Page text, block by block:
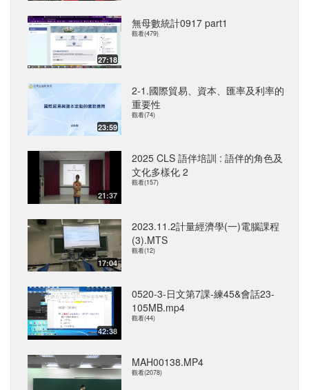
27:18
無母數統計0917 part1
觀看(479)
23:59
2-1.國際貿易、資本、匯率及利率的
重要性
觀看(74)
21:37
2025 CLS 語伴培訓 : 語伴的角色及
文化多樣化 2
觀看(157)
17:04
2023.11.2計量經濟學(一)電腦課程
(3).MTS
觀看(12)
42:38
0520-3-日文第7課-練45&會話23-
105MB.mp4
觀看(44)
MAH00138.MP4
觀看(2078)